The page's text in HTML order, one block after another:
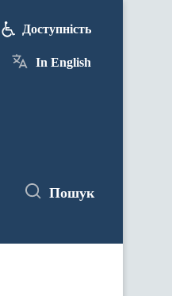
Доступність
In English
Пошук